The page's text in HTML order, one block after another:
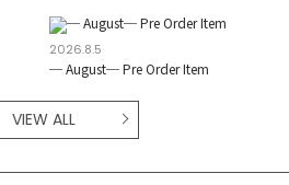
2026.8.5
─ August─ Pre Order Item
VIEW ALL